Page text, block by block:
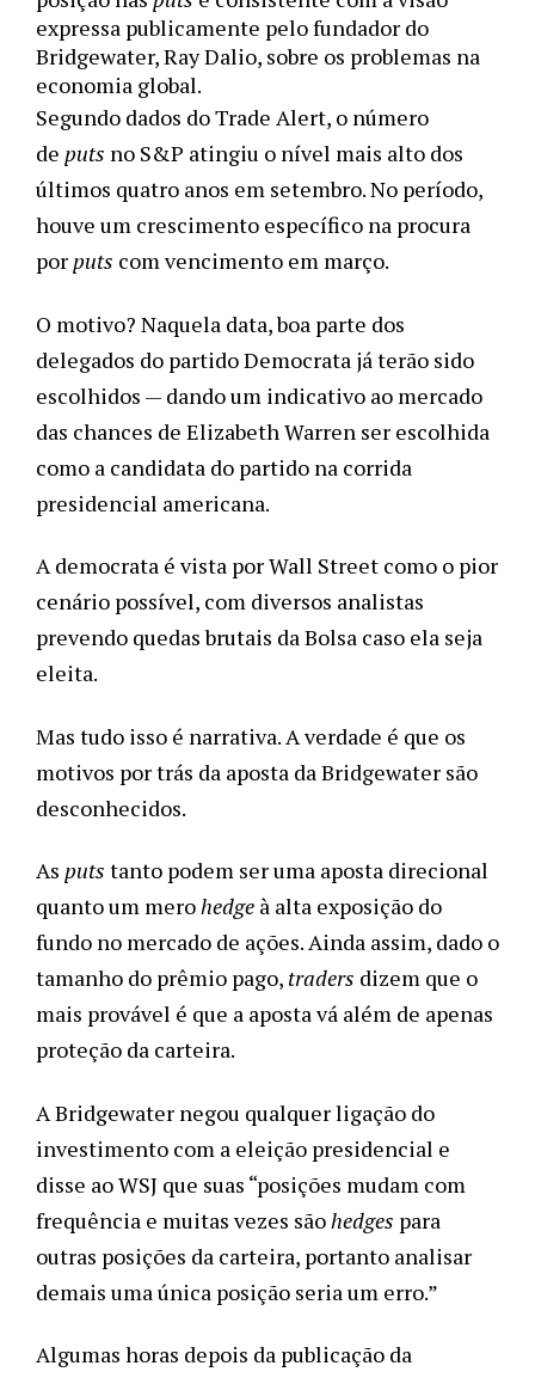
expressa publicamente pelo fundador do
Bridgewater, Ray Dalio, sobre os problemas na
economia global.
Segundo dados do Trade Alert, o número
de puts no S&P atingiu o nível mais alto dos
últimos quatro anos em setembro. No período,
houve um crescimento específico na procura
por puts com vencimento em março.
O motivo? Naquela data, boa parte dos
delegados do partido Democrata já terão sido
escolhidos — dando um indicativo ao mercado
das chances de Elizabeth Warren ser escolhida
como a candidata do partido na corrida
presidencial americana.
A democrata é vista por Wall Street como o pior
cenário possível, com diversos analistas
prevendo quedas brutais da Bolsa caso ela seja
eleita.
Mas tudo isso é narrativa. A verdade é que os
motivos por trás da aposta da Bridgewater são
desconhecidos.
As puts tanto podem ser uma aposta direcional
quanto um merohedge à alta exposição do
fundo no mercado de ações. Ainda assim, dado o
tamanho do prêmio pago, traders dizem que o
mais provável é que a aposta vá além de apenas
proteção da carteira.
A Bridgewater negou qualquer ligação do
investimento com a eleição presidencial e
disse ao WSJ que suas “posições mudam com
frequência e muitas vezes são hedges para
outras posições da carteira, portanto analisar
demais uma única posição seria um erro.”
Algumas horas depois da publicação da